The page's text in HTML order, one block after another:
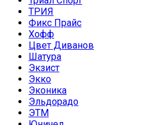
ТРИЯ
Фикс Прайс
Хофф
Цвет Диванов
Шатура
Экзист
Экко
Эконика
Эльдорадо
ЭТМ